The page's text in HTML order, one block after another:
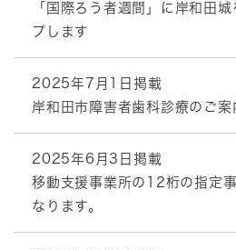
「国際ろう者週間」に岸和田
プします
2025年7月1日掲載
岸和田市障害者歯科診療のご案
2025年6月3日掲載
移動支援事業所の12桁の指定
なります。